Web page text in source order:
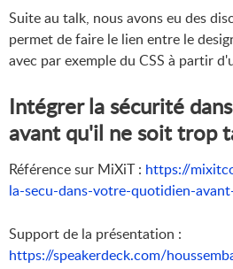
Suite au talk, nous avons eu des
permet de faire le lien entre le
avec par exemple du CSS à partir
Intégrer la sécurité
avant qu'il ne soit trop
Référence sur MiXiT : https://
la-secu-dans-votre-quotidien-
Support de la présentation :
https://speakerdeck.com/